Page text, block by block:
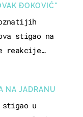
ĐOKOVIĆ"
stigao na
reakcije
NA JADRANU
stigao u